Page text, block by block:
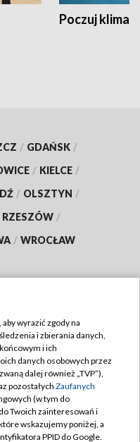
Poczuj klimat
/ GDAŃSK /
/ KIELCE /
/ OLSZTYN /
RZESZÓW /
/ WROCŁAW
TVP
wyrazić zgody na
i zbierania danych,
i ich
danych osobowych przez
dalej również „TVP”),
pozostałych Zaufanych
(w tym do
Twoich zainteresowań i
wskazujemy poniżej, a
PPID do Google.